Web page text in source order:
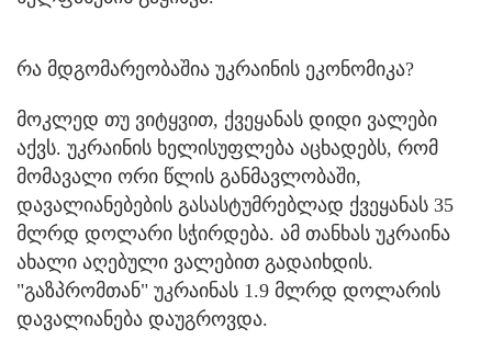
რა მდგომარეობაშია უკრაინის ეკონომიკა?
მოკლედ თუ ვიტყვით, ქვეყანას დიდი ვალები
აქვს. უკრაინის ხელისუფლება აცხადებს, რომ
მომავალი ორი წლის განმავლობაში,
დავალიანებების გასასტუმრებლად ქვეყანას 35
მლრდ დოლარი სჭირდება. ამ თანხას უკრაინა
ახალი აღებული ვალებით გადაიხდის.
"გაზპრომთან" უკრაინას 1.9 მლრდ დოლარის
დავალიანება დაუგროვდა.